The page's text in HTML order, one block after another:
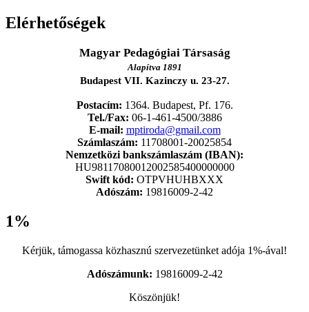
Elérhetőségek
Magyar Pedagógiai Társaság
Alapítva 1891
Budapest VII. Kazinczy u. 23-27.
Postacím: 1364. Budapest, Pf. 176.
Tel./Fax: 06-1-461-4500/3886
E-mail: mptiroda@gmail.com
Számlaszám: 11708001-20025854
Nemzetközi bankszámlaszám (IBAN):
HU98117080012002585400000000
Swift kód: OTPVHUHBXXX
Adószám: 19816009-2-42
1%
Kérjük, támogassa közhasznú szervezetünket adója 1%-ával!
Adószámunk: 19816009-2-42
Köszönjük!